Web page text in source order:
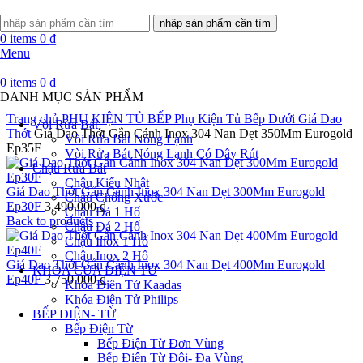
nhập sản phẩm cần tìm
0 items 0 ₫
Menu
0 items 0 ₫
DANH MỤC SẢN PHẨM
Vòi Rửa Bát
Vòi Rửa Bát Nóng Lạnh
Vòi Rửa Bát Nóng Lạnh Có Dây Rút
Chậu Rửa Bát
Chậu Kiểu Nhật
Chậu Chống Xước
Chậu Đá 1 Hố
Chậu Đá 2 Hố
Chậu Inox 1 Hố
Chậu Inox 2 Hố
KHÓA CỬA ĐIỆN TỬ
Khóa Điên Tử Kaadas
Khóa Điện Tử Philips
BẾP ĐIỆN- TỪ
Bếp Điện Từ
Bếp Điện Từ Đơn Vùng
Bếp Điện Từ Đôi- Đa Vùng
Trang chủPHỤ KIỆN TỦ BẾPPhụ Kiện Tủ Bếp Dưới Giá Dao
ThớtGiá Dao Thớt Gắn Cánh Inox 304 Nan Dẹt 350Mm Eurogold
Ep35F
Giá Dao Thớt Gắn Cánh Inox 304 Nan Dẹt 300Mm Eurogold
Ep30F 3.490.000₫
Back to products
Giá Dao Thớt Gắn Cánh Inox 304 Nan Dẹt 400Mm Eurogold
Ep40F3.750.000₫
Click to enlarge